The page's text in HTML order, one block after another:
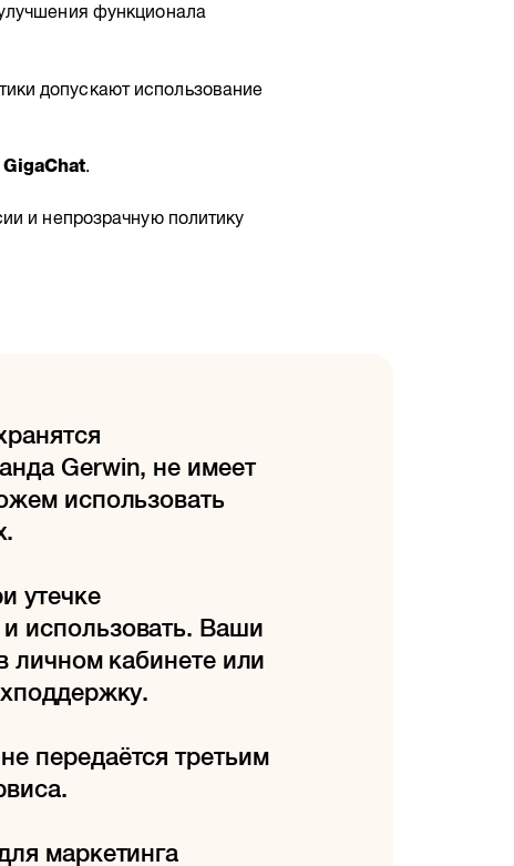
функционала
допускают использование
.
и непрозрачную политику
Gerwin, не имеет
использовать
утечке
использовать. Ваши
личном кабинете или
передаётся третьим
маркетинга